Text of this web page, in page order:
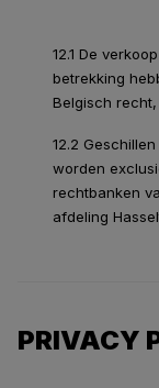
12.1 De
betrekking
Belgisch
12.2
worden
rechtbanken
afdeling
PRIVACY